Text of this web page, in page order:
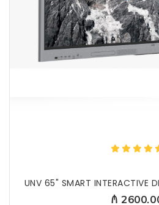
UNV 65" SMART INTERACTIVE
₼